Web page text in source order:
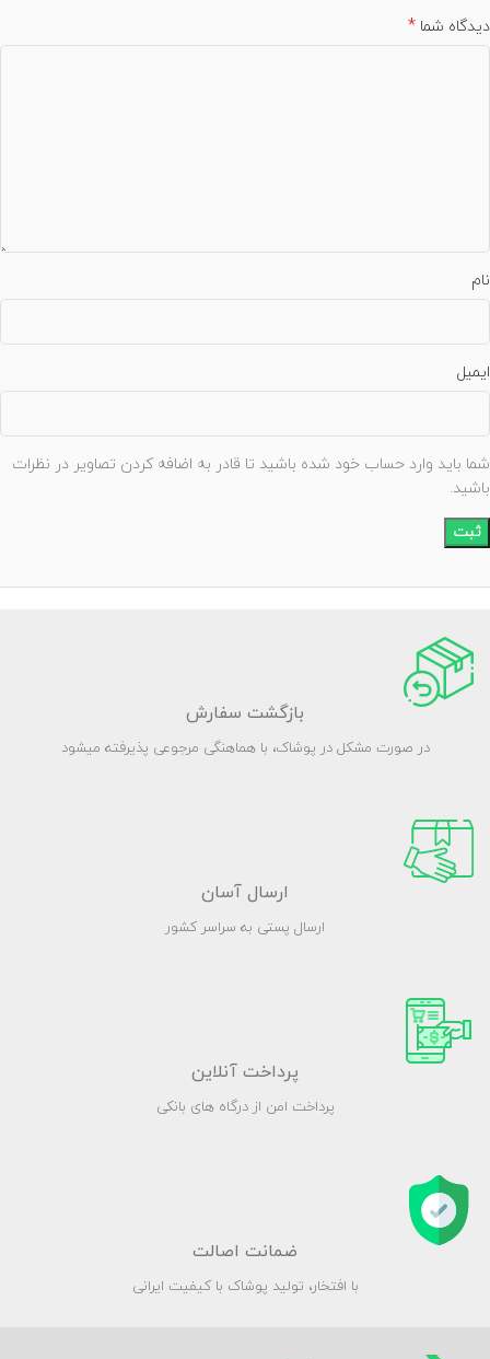
دیدگاه شما *
نام
ایمیل
شما باید وارد حساب خود شده باشید تا قادر به اضافه کردن تصاویر در نظرات
باشید.
بازگشت سفارش
در صورت مشکل در پوشاک، با هماهنگی مرجوعی پذیرفته میشود
ارسال آسان
ارسال پستی به سراسر کشور
پرداخت آنلاین
پرداخت امن از درگاه های بانکی
ضمانت اصالت
با افتخار، تولید پوشاک با کیفیت ایرانی